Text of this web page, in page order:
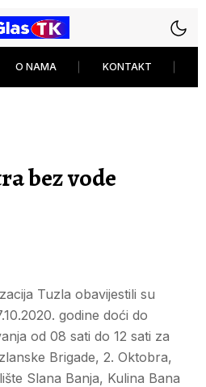
O NAMA KONTAKT
bez vode
Tuzla obavijestili su
godine doći do
od 08 sati do 12 sati za
Brigade, 2. Oktobra,
Slana Banja, Kulina Bana